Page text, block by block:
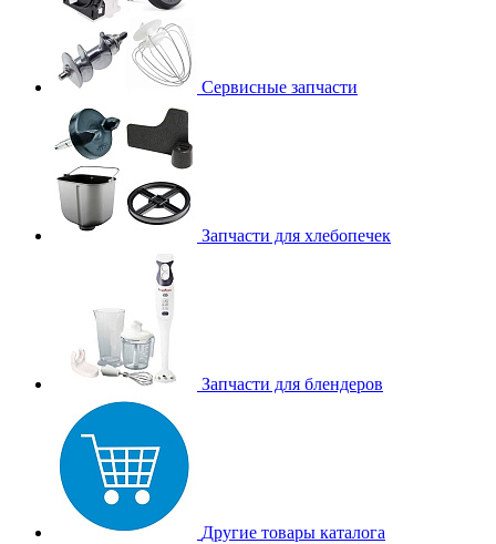
Сервисные запчасти
Запчасти для хлебопечек
Запчасти для блендеров
Другие товары каталога